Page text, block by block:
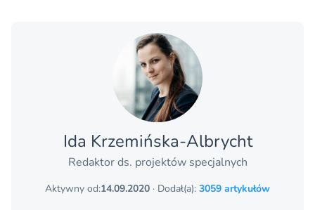
Ida Krzemińska-Albrycht
Redaktor ds. projektów specjalnych
Aktywny od:14.09.2020 · Dodał(a): 3059 artykułów